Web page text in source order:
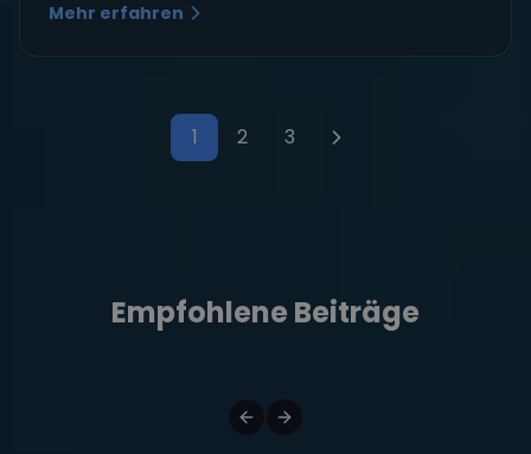
Mehr erfahren
Seitennummerierung der
1 2 3
Empfohlene Beiträge